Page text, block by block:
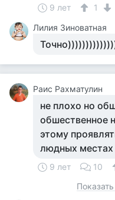
9 лет
1
Лилия Зиноватная
Раис Рахматулин
не плохо но
обшественное
этому
людных местах
9 лет 10